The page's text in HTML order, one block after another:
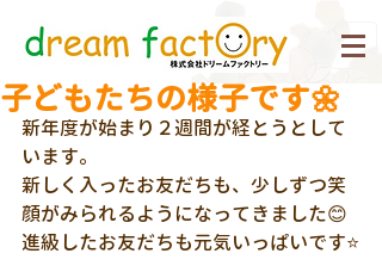
子どもたちの様子です🌼
新年度が始まり２週間が経とうとして
います。
新しく入ったお友だちも、少しずつ笑
顔がみられるようになってきました😊
進級したお友だちも元気いっぱいです⭐